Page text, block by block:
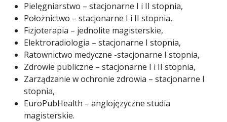
Pielęgniarstwo – stacjonarne I i II stopnia,
Położnictwo – stacjonarne I i II stopnia,
Fizjoterapia – jednolite magisterskie,
Elektroradiologia – stacjonarne I stopnia,
Ratownictwo medyczne -stacjonarne I stopnia,
Zdrowie publiczne – stacjonarne I i II stopnia,
Zarządzanie w ochronie zdrowia – stacjonarne I
stopnia,
EuroPubHealth – anglojęzyczne studia
magisterskie.